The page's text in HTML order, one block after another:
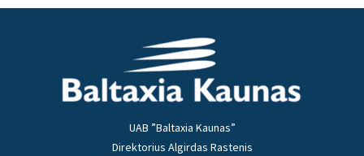
UAB ”Baltaxia Kaunas”
Direktorius Algirdas Rastenis